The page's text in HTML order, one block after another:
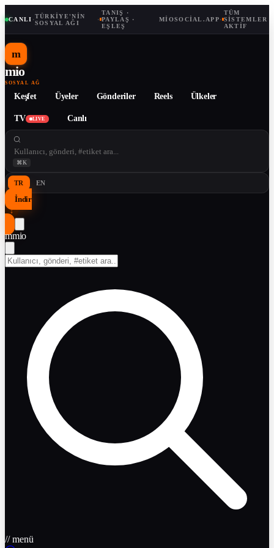
CANLI ·TÜRKIYE'NIN
SOSYAL AĞI
·
TANIŞ ·
PAYLAŞ ·
EŞLEŞ
MIOSOCIAL.APP·
TÜM
SISTEMLER
AKTIF
m
mio
SOSYAL AĞ
Keşfet Üyeler Gönderiler Reels Ülkeler
TV LIVE Canlı
⌘K
TR EN
İndir
↓
mmio
// menü